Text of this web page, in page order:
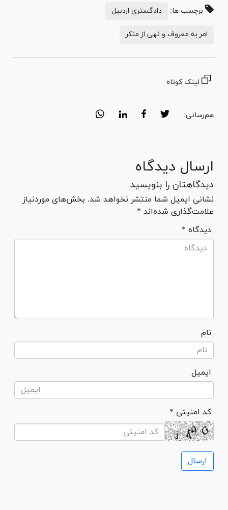
برچسب ها: دادگستری اردبیل
امر به معروف و نهی از منکر
لینک کوتاه
هم‌رسانی:
ارسال دیدگاه
دیدگاهتان را بنویسید
نشانی ایمیل شما منتشر نخواهد شد. بخش‌های موردنیاز
علامت‌گذاری شده‌اند *
* دیدگاه
نام
ایمیل
* کد امنیتی